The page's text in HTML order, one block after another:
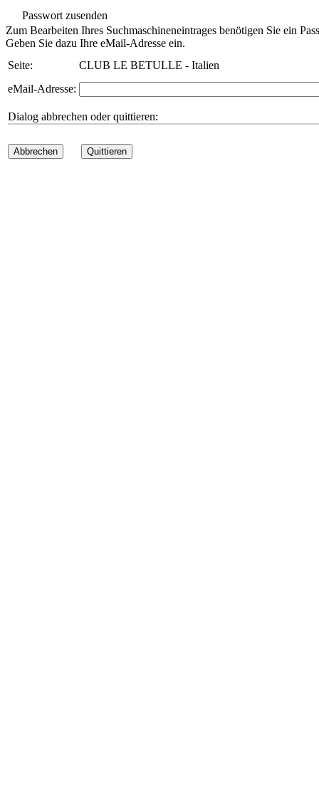
Passwort zusenden
Zum Bearbeiten Ihres Suchmaschineneintrages benötigen Sie ein
Geben Sie dazu Ihre eMail-Adresse ein.
Seite:
CLUB LE BETULLE - Italien
eMail-Adresse:
Dialog abbrechen oder quittieren:
Abbrechen Quittieren